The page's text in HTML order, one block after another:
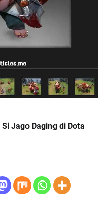
Jago Daging di Dota